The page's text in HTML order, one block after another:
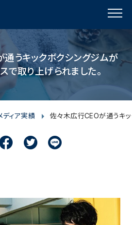
MENU
うキックボクシングジムが
で取り上げられました。
ディア実績 佐々木広行CEOが通うキ
c
e
b
o
o
k
i
t
t
e
n
e
s
t
a
g
r
a
m
c
e
b
o
k
i
t
t
e
r
u
t
u
b
e